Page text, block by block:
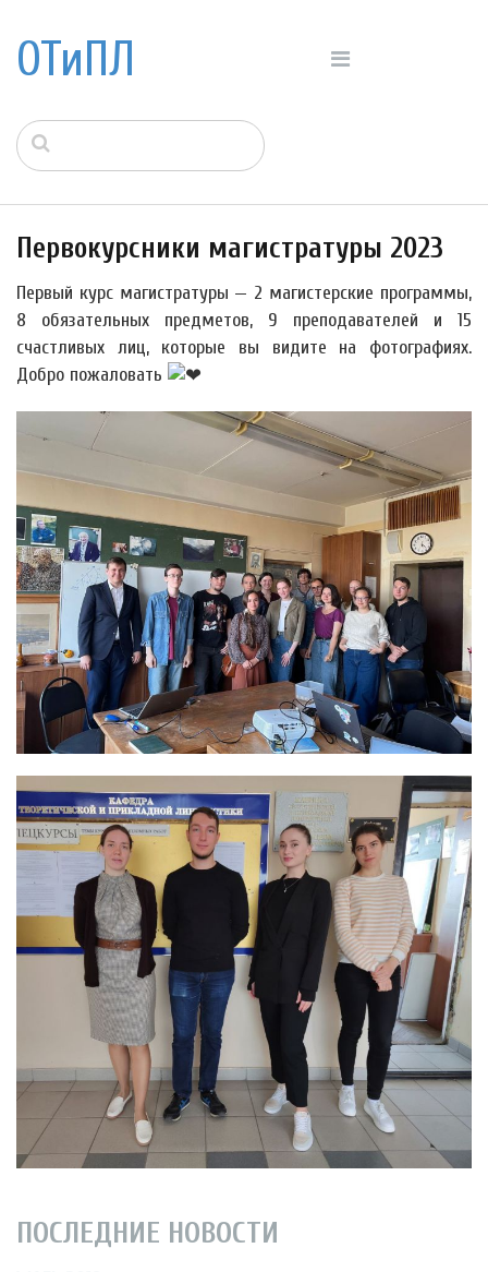
ОТиПЛ
Первокурсники магистратуры 2023
Первый курс магистратуры — 2 магистерские программы,
8 обязательных предметов, 9 преподавателей и 15
счастливых лиц, которые вы видите на фотографиях.
Добро пожаловать
ПОСЛЕДНИЕ НОВОСТИ